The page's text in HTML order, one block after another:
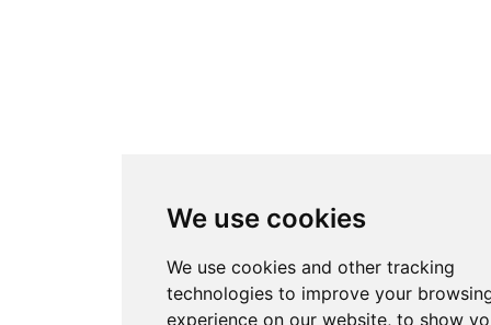
We use cookies
We use cookies and other tracking
technologies to improve your
experience on our website, to show